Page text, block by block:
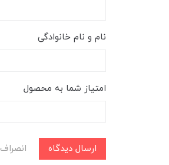
نام و نام خانوادگی
امتیاز شما به محصول
ارسال دیدگاه انصراف